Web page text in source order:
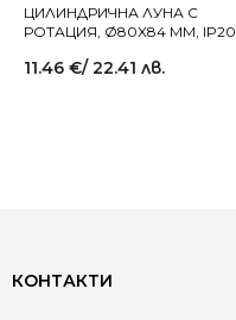
ЦИЛИНДРИЧНА ЛУНА С
РОТАЦИЯ, Ø80X84 MM, IP20
11.46 €/ 22.41 лв.
КОНТАКТИ